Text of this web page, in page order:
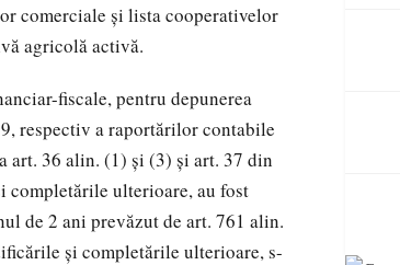
comerciale și lista cooperativelor
agricolă activă.
fiscale, pentru depunerea
respectiv a raportărilor contabile
art. 36 alin. (1) şi (3) şi art. 37 din
completările ulterioare, au fost
de 2 ani prevăzut de art. 761 alin.
și completările ulterioare, s-